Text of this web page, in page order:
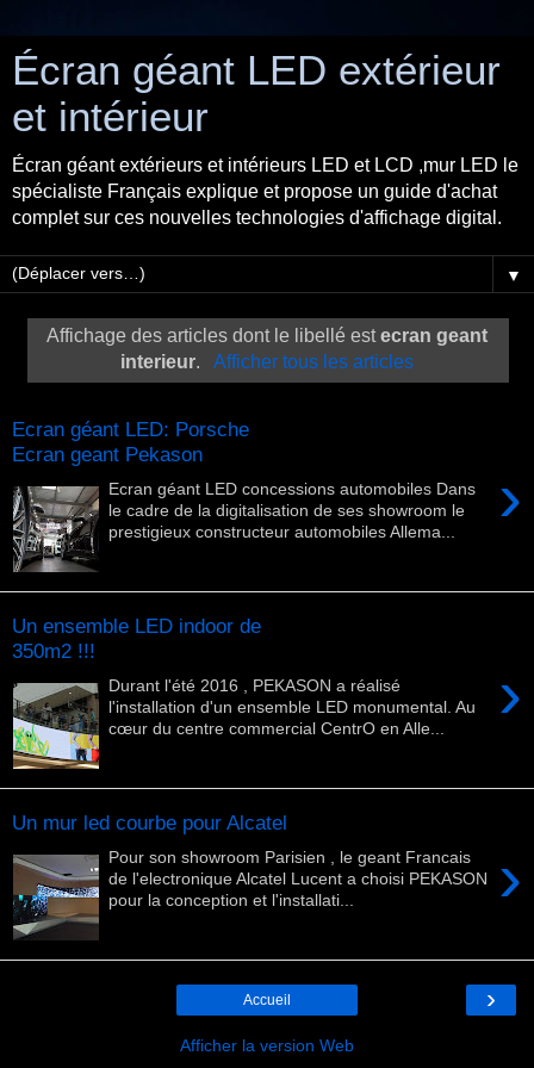
Écran géant LED extérieur
et intérieur
Écran géant extérieurs et intérieurs LED et LCD ,mur LED le
spécialiste Français explique et propose un guide d'achat
complet sur ces nouvelles technologies d'affichage digital.
▼
Affichage des articles dont le libellé estecran geant
interieur. Afficher tous les articles
Ecran géant LED: Porsche
Ecran geant Pekason
›
Ecran géant LED concessions automobiles Dans
le cadre de la digitalisation de ses showroom le
prestigieux constructeur automobiles Allema...
Un ensemble LED indoor de
350m2 !!!
›
Durant l'été 2016 , PEKASON a réalisé
l'installation d'un ensemble LED monumental. Au
cœur du centre commercial CentrO en Alle...
Un mur led courbe pour Alcatel
›
Pour son showroom Parisien , le geant Francais
de l'electronique Alcatel Lucent a choisi PEKASON
pour la conception et l'installati...
›
Accueil
Afficher la version Web